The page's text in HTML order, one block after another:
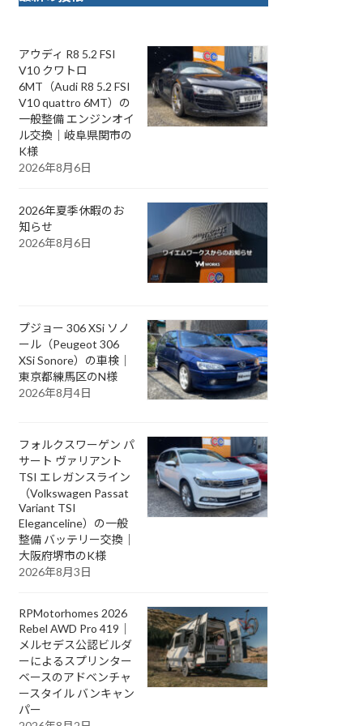
アウディ R8 5.2 FSI
V10 クワトロ
6MT（Audi R8 5.2 FSI
V10 quattro 6MT）の
一般整備 エンジンオイ
ル交換｜岐阜県関市の
K様
2026年8月6日
2026年夏季休暇のお
知らせ
2026年8月6日
プジョー 306 XSi ソノ
ール（Peugeot 306
XSi Sonore）の車検｜
東京都練馬区のN様
2026年8月4日
フォルクスワーゲン パ
サート ヴァリアント
TSI エレガンスライン
（Volkswagen Passat
Variant TSI
Eleganceline）の一般
整備 バッテリー交換｜
大阪府堺市のK様
2026年8月3日
RPMotorhomes 2026
Rebel AWD Pro 419｜
メルセデス公認ビルダ
ーによるスプリンター
ベースのアドベンチャ
ースタイル バンキャン
パー